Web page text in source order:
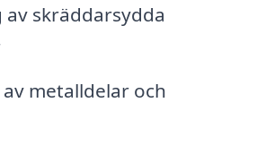
skräddarsydda
metalldelar och